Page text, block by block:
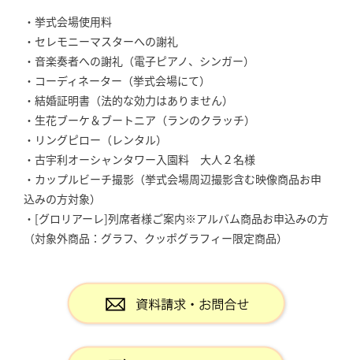
・挙式会場使用料
・セレモニーマスターへの謝礼
・音楽奏者への謝礼（電子ピアノ、シンガー）
・コーディネーター（挙式会場にて）
・結婚証明書（法的な効力はありません）
・生花ブーケ＆ブートニア（ランのクラッチ）
・リングピロー（レンタル）
・古宇利オーシャンタワー入園料 大人２名様
・カップルビーチ撮影（挙式会場周辺撮影含む映像商品お申
込みの方対象）
・[グロリアーレ]列席者様ご案内※アルバム商品お申込みの方
（対象外商品：グラフ、クッポグラフィー限定商品）